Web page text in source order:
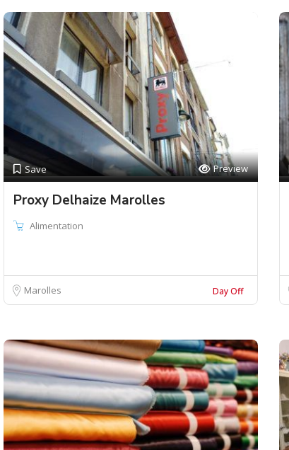
Save Preview
Proxy Delhaize Marolles
Alimentation
Marolles Day Off